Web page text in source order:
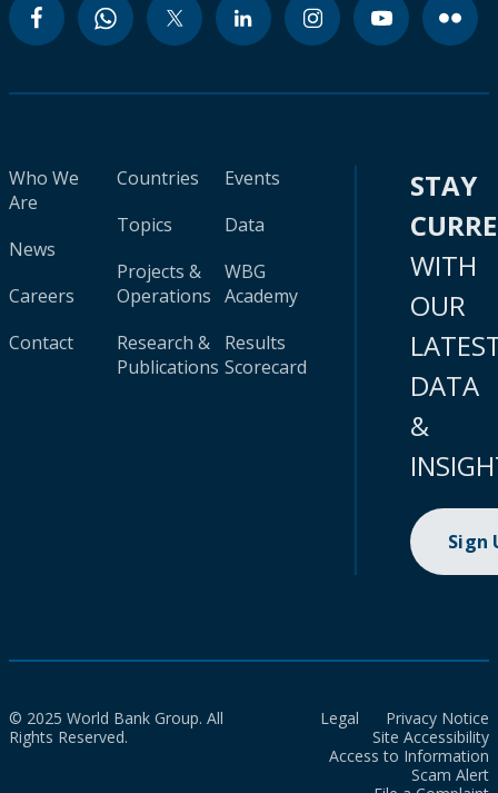
Who We
Are
News
Careers
Contact
Countries
Topics
Projects &
Operations
Research &
Publications
Events
Data
WBG
Academy
Results
Scorecard
STAY
WITH
OUR
DATA
&
Sign
© 2025 World Bank Group. All
Rights Reserved.
Legal
Privacy Notice
Site Accessibility
Access to Information
Scam Alert